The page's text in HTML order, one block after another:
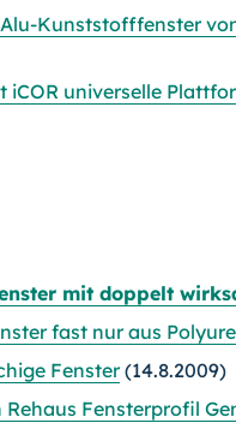
Kunststofffenster
universelle
mit doppelt
fast nur aus
Fenster(14.8.2009)
Fensterprofil